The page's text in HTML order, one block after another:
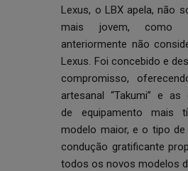
Lexus, o LBX apela, não
mais jovem, como
anteriormente não
Lexus. Foi concebido e
compromisso,
artesanal “Takumi” e as
de equipamento mais
modelo maior, e o tipo de
condução gratificante
todos os novos modelos